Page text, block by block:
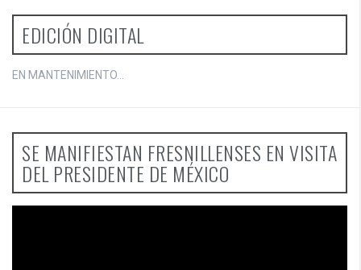
EDICIÓN DIGITAL
EN MANTENIMIENTO...
SE MANIFIESTAN FRESNILLENSES EN VISITA
DEL PRESIDENTE DE MÉXICO